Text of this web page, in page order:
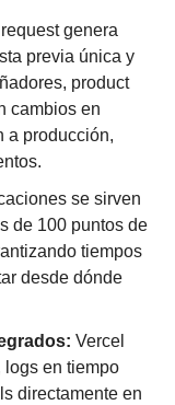
genera
previa única y
product
cambios en
a producción,
se sirven
de 100 puntos de
tiempos
desde dónde
Vercel
logs en tiempo
directamente en